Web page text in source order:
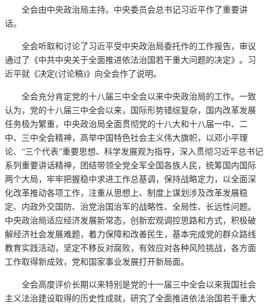
全会由中央政治局主持。中央委员会总书记习近平作了重要讲
话。
全会听取和讨论了习近平受中央政治局委托作的工作报告，审议
通过了《中共中央关于全面推进依法治国若干重大问题的决定》。习
近平就《决定(讨论稿)》向全会作了说明。
全会充分肯定党的十八届三中全会以来中央政治局的工作。一致
认为，党的十八届三中全会以来，国际形势错综复杂，国内改革发展
任务极为繁重，中央政治局全面贯彻党的十八大和十八届一中、二
中、三中全会精神，高举中国特色社会主义伟大旗帜，以邓小平理
论、“三个代表”重要思想、科学发展观为指导，深入贯彻习近平总书记
系列重要讲话精神，团结带领全党全军全国各族人民，统筹国内国际
两个大局，牢牢把握稳中求进工作总基调，保持战略定力，以全面深
化改革推动各项工作，注重从思想上、制度上谋划涉及改革发展稳
定、内政外交国防、治党治国治军的战略性、全局性、长远性问题。
中央政治局适应经济发展新常态，创新宏观调控思路和方式，积极破
解经济社会发展难题，着力保障和改善民生，基本完成党的群众路线
教育实践活动，坚定不移反对腐败，有效应对各种风险挑战，各方面
工作取得新成效，党和国家事业发展打开新局面。
全会高度评价长期以来特别是党的十一届三中全会以来我国社会
主义法治建设取得的历史性成就，研究了全面推进依法治国若干重大